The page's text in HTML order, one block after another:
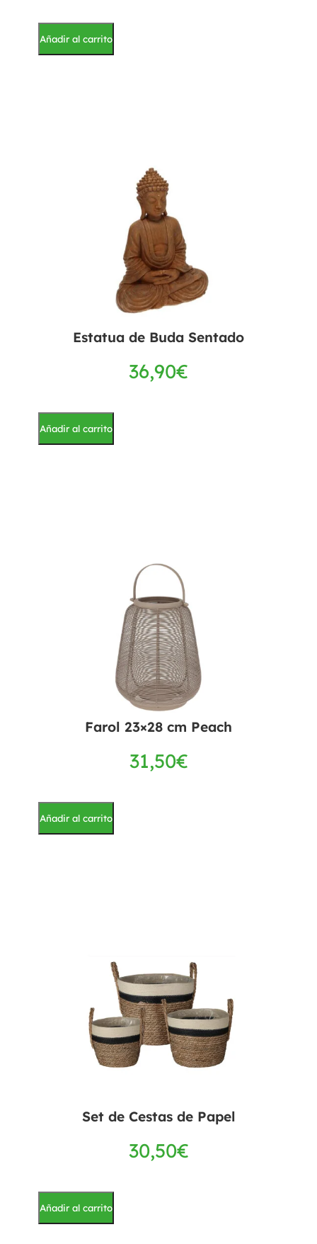
Añadir al carrito
Estatua de Buda Sentado
36,90€
Añadir al carrito
Farol 23×28 cm Peach
31,50€
Añadir al carrito
Set de Cestas de Papel
30,50€
Añadir al carrito